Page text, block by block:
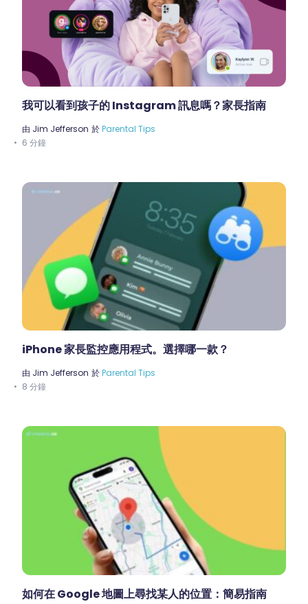
我可以看到孩子的 Instagram 訊息嗎？家長指南
由 Jim Jefferson 於Parental Tips
6 分鐘
iPhone 家長監控應用程式。選擇哪一款？
由 Jim Jefferson 於Parental Tips
8 分鐘
如何在 Google 地圖上尋找某人的位置：簡易指南